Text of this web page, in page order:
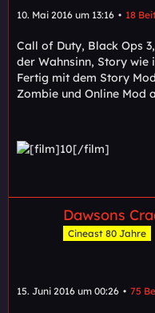
10. Mai 2016 um 13:16 18
Call of Duty, Black Ops
der Wahnsinn, Story wie
Fertig mit dem Story
Zombie und Online Mod
Dawsons
Cineast 80 Jahre
15. Juni 2016 um 00:26 75